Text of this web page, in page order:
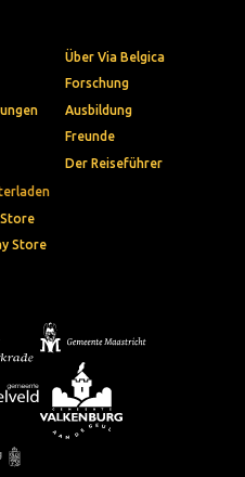
Store
Über Via Belgica
Forschung
Ausbildung
Freunde
Der Reiseführer